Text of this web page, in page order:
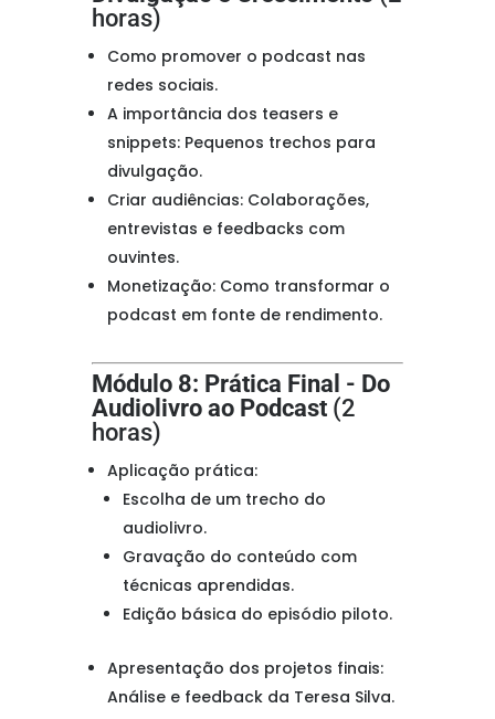
horas)
Como promover o podcast nas
redes sociais.
A importância dos teasers e
snippets: Pequenos trechos para
divulgação.
Criar audiências: Colaborações,
entrevistas e feedbacks com
ouvintes.
Monetização: Como transformar o
podcast em fonte de rendimento.
Módulo 8: Prática Final - Do
Audiolivro ao Podcast(2
horas)
Aplicação prática:
Escolha de um trecho do
audiolivro.
Gravação do conteúdo com
técnicas aprendidas.
Edição básica do episódio piloto.
Apresentação dos projetos finais:
Análise e feedback da Teresa Silva.